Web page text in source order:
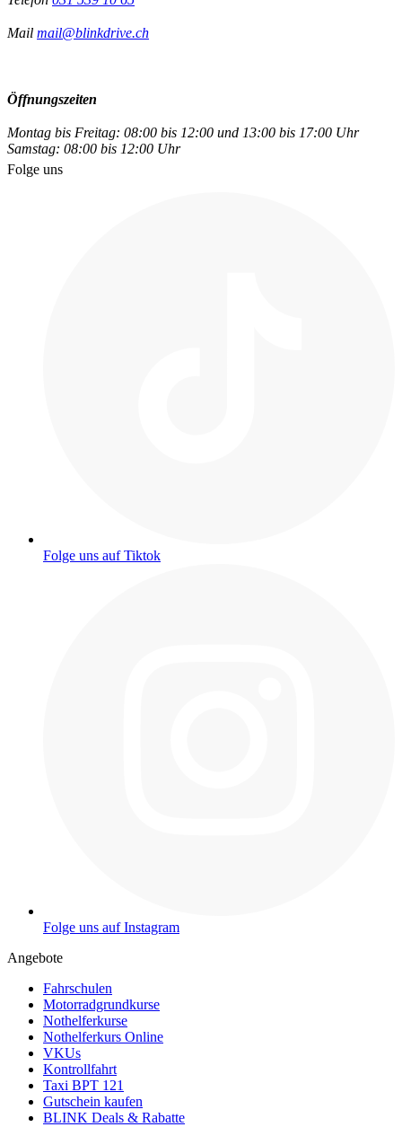
Mail mail@blinkdrive.ch
Öffnungszeiten
Montag bis Freitag: 08:00 bis 12:00 und 13:00 bis 17:00 Uhr
Samstag: 08:00 bis 12:00 Uhr
Folge uns
Folge uns auf Tiktok
Folge uns auf Instagram
Angebote
Fahrschulen
Motorradgrundkurse
Nothelferkurse
Nothelferkurs Online
VKUs
Kontrollfahrt
Taxi BPT 121
Gutschein kaufen
BLINK Deals & Rabatte